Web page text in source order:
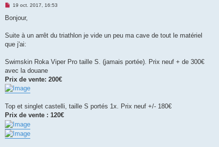
M
s
g
n
l
u
19 oct. 2017, 16:53
Bonjour,
Suite à un arrêt du triathlon je vide un peu ma cave de tout le matériel
que j'ai:
Swimskin Roka Viper Pro taille S. (jamais portée). Prix neuf + de 300€
avec la douane
Prix de vente: 200€
Top et singlet castelli, taille S portés 1x. Prix neuf +/- 180€
Prix de vente : 120€